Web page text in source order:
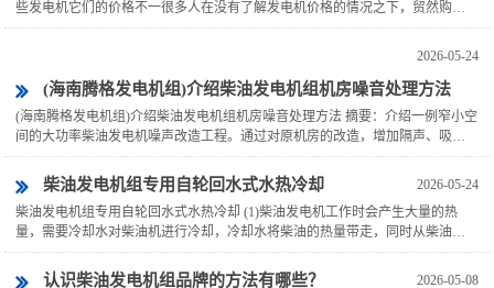
些发电机它们的价格不一很多人在没有了解发电机价格的情况之下，贸然购买
的话很容易踩坑，所以说需要了解更多关于发电机价格的相关内容才...
2026-05-24
(海南腾格发电机组)介绍柴油发电机组机房噪音处理方法
(海南腾格发电机组)介绍柴油发电机组机房噪音处理方法 摘要：介绍一例窄小空
间的大功率柴油发电机噪声改造工程。通过对原机房的改造，增加隔声、吸
声、通风等措施，使发电机噪声排放达标。1引言IBM公司位于...
2026-05-24
柴油发电机组专用自轮回水式水热冷却
柴油发电机组专用自轮回水式水热冷却 (1)柴油发电机工作时会产生大量的热
量，需要冷却水对柴油机进行冷却，冷却水将柴油的热量带走，同时从柴油机
出来的高温冷却水也需要一种冷却媒介质冷却它，一般常用的方法...
2026-05-08
认识柴油发电机组品牌的方法有哪些？